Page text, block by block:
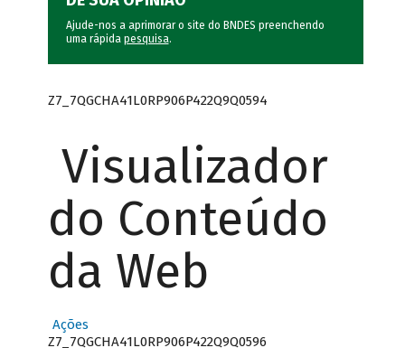
Ajude-nos a aprimorar o site do BNDES preenchendo
uma rápida pesquisa.
Z7_7QGCHA41L0RP906P422Q9Q0594
Visualizador
do Conteúdo
da Web
Ações
Z7_7QGCHA41L0RP906P422Q9Q0596